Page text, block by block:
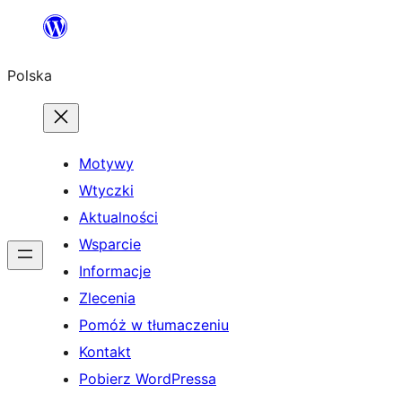
Przejdź
treści
Polska
Motywy
Wtyczki
Aktualności
Wsparcie
Informacje
Zlecenia
Pomóż w tłumaczeniu
Kontakt
Pobierz WordPressa